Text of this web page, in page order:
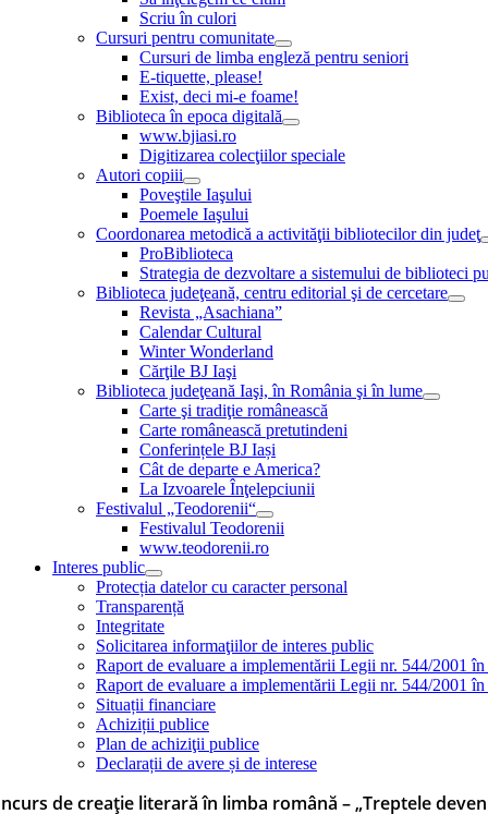
Scriu în culori
Cursuri pentru comunitate
Cursuri de limba engleză pentru seniori
E-tiquette, please!
Exist, deci mi-e foame!
Biblioteca în epoca digitală
www.bjiasi.ro
Digitizarea colecţiilor speciale
Autori copiii
Poveştile Iaşului
Poemele Iaşului
Coordonarea metodică a activităţii bibliotecilor din judeţ
ProBiblioteca
Strategia de dezvoltare a sistemului de biblioteci
Biblioteca judeţeană, centru editorial şi de cercetare
Revista „Asachiana”
Calendar Cultural
Winter Wonderland
Cărţile BJ Iaşi
Biblioteca judeţeană Iaşi, în România şi în lume
Carte şi tradiţie românească
Carte românească pretutindeni
Conferințele BJ Iași
Cât de departe e America?
La Izvoarele Înţelepciunii
Festivalul „Teodorenii“
Festivalul Teodorenii
www.teodorenii.ro
Interes public
Protecția datelor cu caracter personal
Transparență
Integritate
Solicitarea informaţiilor de interes public
Raport de evaluare a implementării Legii nr. 544/2001
Raport de evaluare a implementării Legii nr. 544/2001
Situații financiare
Achiziții publice
Plan de achiziţii publice
Declarații de avere și de interese
de creaţie literară în limba română – „Treptele